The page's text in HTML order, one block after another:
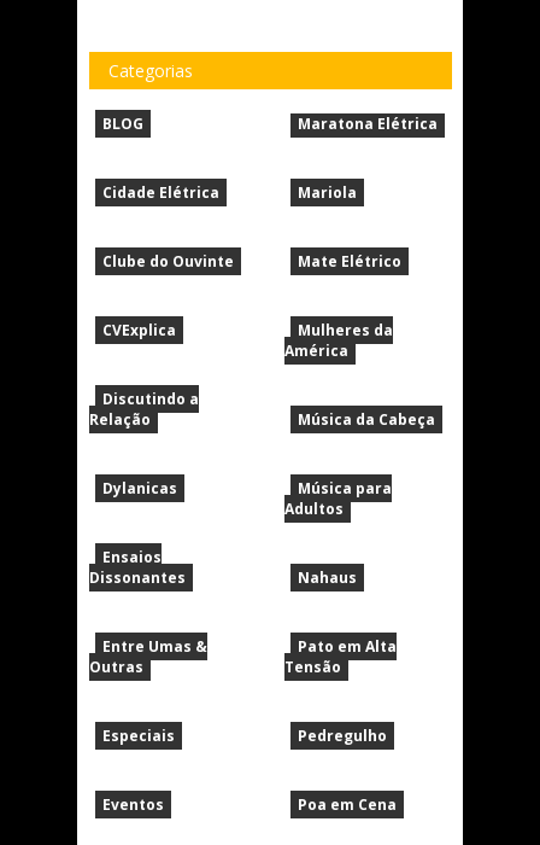
Categorias
BLOG
Cidade Elétrica
Clube do Ouvinte
CVExplica
Discutindo a
Relação
Dylanicas
Ensaios
Dissonantes
Entre Umas &
Outras
Especiais
Eventos
Maratona Elétrica
Mariola
Mate Elétrico
Mulheres da
América
Música da Cabeça
Música para
Adultos
Nahaus
Pato em Alta
Tensão
Pedregulho
Poa em Cena